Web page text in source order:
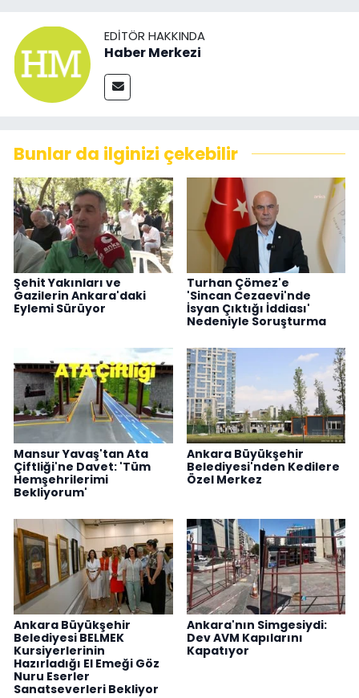
EDITÖR HAKKINDA
Haber Merkezi
Bunlar da ilginizi çekebilir
Şehit Yakınları ve
Gazilerin Ankara'daki
Eylemi Sürüyor
Turhan Çömez'e
'Sincan Cezaevi'nde
İsyan Çıktığı İddiası'
Nedeniyle Soruşturma
Mansur Yavaş'tan Ata
Çiftliği'ne Davet: 'Tüm
Hemşehrilerimi
Bekliyorum'
Ankara Büyükşehir
Belediyesi'nden Kedilere
Özel Merkez
Ankara Büyükşehir
Belediyesi BELMEK
Kursiyerlerinin
Hazırladığı El Emeği Göz
Nuru Eserler
Sanatseverleri Bekliyor
Ankara'nın Simgesiydi:
Dev AVM Kapılarını
Kapatıyor